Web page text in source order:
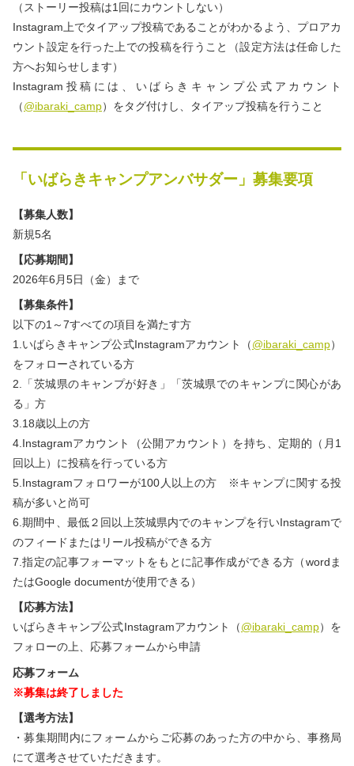
（ストーリー投稿は1回にカウントしない）
Instagram上でタイアップ投稿であることがわかるよう、プロアカ
ウント設定を行った上での投稿を行うこと（設定方法は任命した
方へお知らせします）
Instagram投稿には、いばらきキャンプ公式アカウント
（@ibaraki_camp）をタグ付けし、タイアップ投稿を行うこと
「いばらきキャンプアンバサダー」募集要項
【募集人数】
新規5名
【応募期間】
2026年6月5日（金）まで
【募集条件】
以下の1～7すべての項目を満たす方
1.いばらきキャンプ公式Instagramアカウント（@ibaraki_camp）
をフォローされている方
2.「茨城県のキャンプが好き」「茨城県でのキャンプに関心があ
る」方
3.18歳以上の方
4.Instagramアカウント（公開アカウント）を持ち、定期的（月1
回以上）に投稿を行っている方
5.Instagramフォロワーが100人以上の方 ※キャンプに関する投
稿が多いと尚可
6.期間中、最低２回以上茨城県内でのキャンプを行いInstagramで
のフィードまたはリール投稿ができる方
7.指定の記事フォーマットをもとに記事作成ができる方（wordま
たはGoogle documentが使用できる）
【応募方法】
いばらきキャンプ公式Instagramアカウント（@ibaraki_camp）を
フォローの上、応募フォームから申請
応募フォーム
※募集は終了しました
【選考方法】
・募集期間内にフォームからご応募のあった方の中から、事務局
にて選考させていただきます。